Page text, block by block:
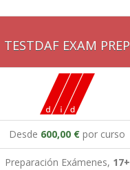
TESTDAF EXAM PREP
Desde 600,00 € por curso
Preparación Exámenes, 17+